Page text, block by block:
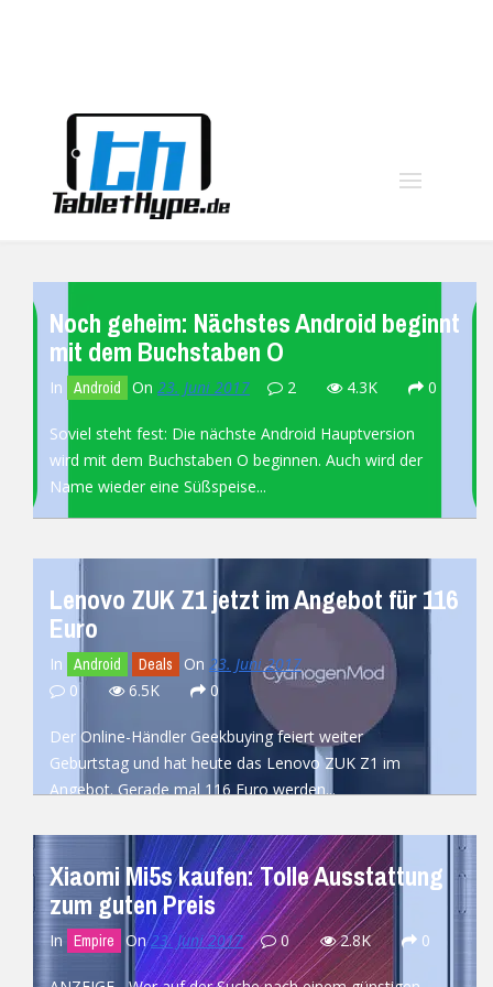
Noch geheim: Nächstes Android beginnt
mit dem Buchstaben O
In Android On 23. Juni 2017 2 4.3K 0
Soviel steht fest: Die nächste Android Hauptversion
wird mit dem Buchstaben O beginnen. Auch wird der
Name wieder eine Süßspeise...
READ MORE
Lenovo ZUK Z1 jetzt im Angebot für 116
Euro
In Android Deals On 23. Juni 2017
0
6.5K 0
Der Online-Händler Geekbuying feiert weiter
Geburtstag und hat heute das Lenovo ZUK Z1 im
Angebot. Gerade mal 116 Euro werden...
Xiaomi Mi5s kaufen: Tolle Ausstattung
zum guten Preis
In Empire On23. Juni 2017 0 2.8K 0